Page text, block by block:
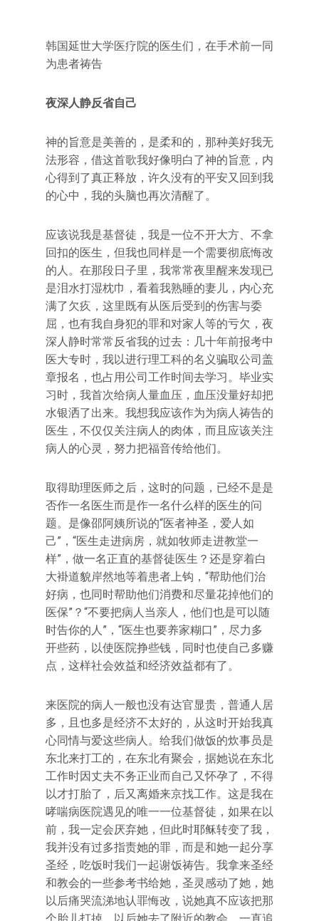
韩国延世大学医疗院的医生们，在手术前一同
为患者祷告
夜深人静反省自己
神的旨意是美善的，是柔和的，那种美好我无
法形容，借这首歌我好像明白了神的旨意，内
心得到了真正释放，许久没有的平安又回到我
的心中，我的头脑也再次清醒了。
应该说我是基督徒，我是一位不开大方、不拿
回扣的医生，但我也同样是一个需要彻底悔改
的人。在那段日子里，我常常夜里醒来发现已
是泪水打湿枕巾，看着我熟睡的妻儿，内心充
满了欠疚，这里既有从医后受到的伤害与委
屈，也有我自身犯的罪和对家人等的亏欠，夜
深人静时常常反省我的过去：几十年前报考中
医大专时，我以进行理工科的名义骗取公司盖
章报名，也占用公司工作时间去学习。毕业实
习时，我首次给病人量血压，血压没量好却把
水银洒了出来。我想我应该作为为病人祷告的
医生，不仅仅关注病人的肉体，而且应该关注
病人的心灵，努力把福音传给他们。
取得助理医师之后，这时的问题，已经不是是
否作一名医生而是作一名什么样的医生的问
题。是像邵阿姨所说的“医者神圣，爱人如
己”，“医生走进病房，就如牧师走进教堂一
样”，做一名正直的基督徒医生？还是穿着白
大褂道貌岸然地等着患者上钩，“帮助他们治
好病，也同时帮助他们消费和尽量花掉他们的
医保”？“不要把病人当亲人，他们也是可以随
时告你的人”，“医生也要养家糊口”，尽力多
开些药，以使医院挣些钱，同时也使自己多赚
点，这样社会效益和经济效益都有了。
来医院的病人一般也没有达官显贵，普通人居
多，且也多是经济不太好的，从这时开始我真
心同情与爱这些病人。给我们做饭的炊事员是
东北来打工的，在东北有聚会，据她说在东北
工作时因丈夫不务正业而自己又怀孕了，不得
以才打胎了，后又离婚来京找工作。这是我在
哮喘病医院遇见的唯一一位基督徒，如果在以
前，我一定会厌弃她，但此时耶稣转变了我，
我并没有过多指责她的罪，而是和她一起分享
圣经，吃饭时我们一起谢饭祷告。我拿来圣经
和教会的一些参考书给她，圣灵感动了她，她
以后痛哭流涕地认罪悔改，说她真不应该把那